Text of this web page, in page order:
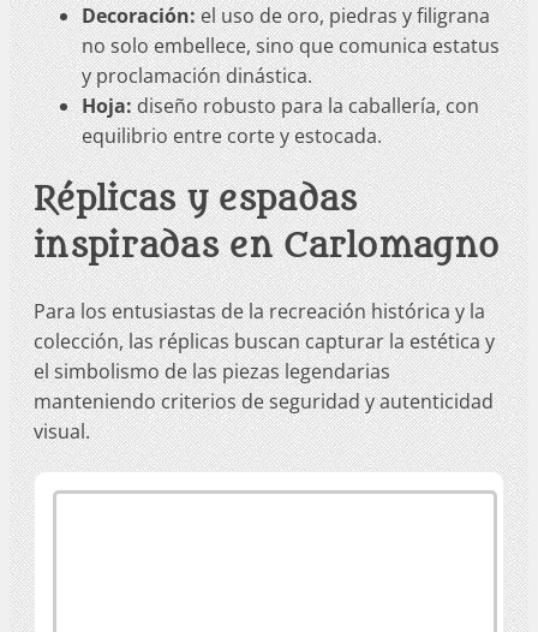
Decoración:el uso de oro, piedras y filigrana
no solo embellece, sino que comunica estatus
y proclamación dinástica.
Hoja:diseño robusto para la caballería, con
equilibrio entre corte y estocada.
Réplicas y espadas
inspiradas en Carlomagno
Para los entusiastas de la recreación histórica y la
colección, las réplicas buscan capturar la estética y
el simbolismo de las piezas legendarias
manteniendo criterios de seguridad y autenticidad
visual.